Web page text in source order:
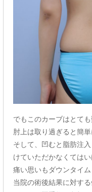
でもこのカーブはとても
肘上は取り過ぎると簡単
そして、凹むと脂肪注
けていただかなくてはい
痛い思いもダウンタイ
当院の術後結果に対す